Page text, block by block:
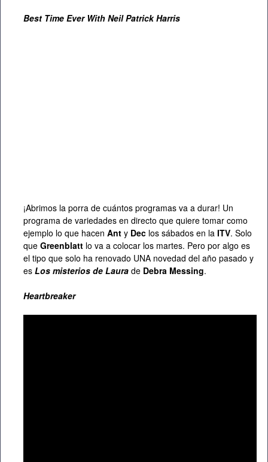
Best Time Ever With Neil Patrick Harris
¡Abrimos la porra de cuántos programas va a durar! Un
programa de variedades en directo que quiere tomar como
ejemplo lo que hacen Ant y Dec los sábados en la ITV. Solo
que Greenblatt lo va a colocar los martes. Pero por algo es
el tipo que solo ha renovado UNA novedad del año pasado y
es Los misterios de Laura de Debra Messing.
Heartbreaker